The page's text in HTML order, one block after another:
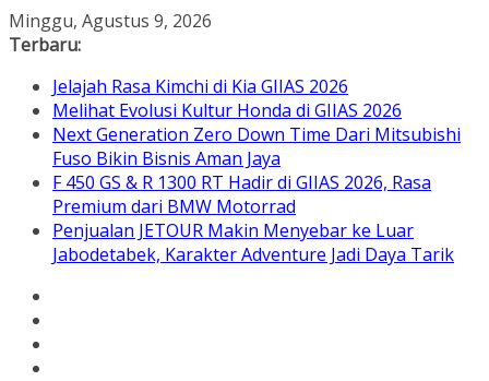
Skip
to
Minggu, Agustus 9, 2026
Terbaru:
Jelajah Rasa Kimchi di Kia GIIAS 2026
Melihat Evolusi Kultur Honda di GIIAS 2026
Next Generation Zero Down Time Dari Mitsubishi
Fuso Bikin Bisnis Aman Jaya
F 450 GS & R 1300 RT Hadir di GIIAS 2026, Rasa
Premium dari BMW Motorrad
Penjualan JETOUR Makin Menyebar ke Luar
Jabodetabek, Karakter Adventure Jadi Daya Tarik